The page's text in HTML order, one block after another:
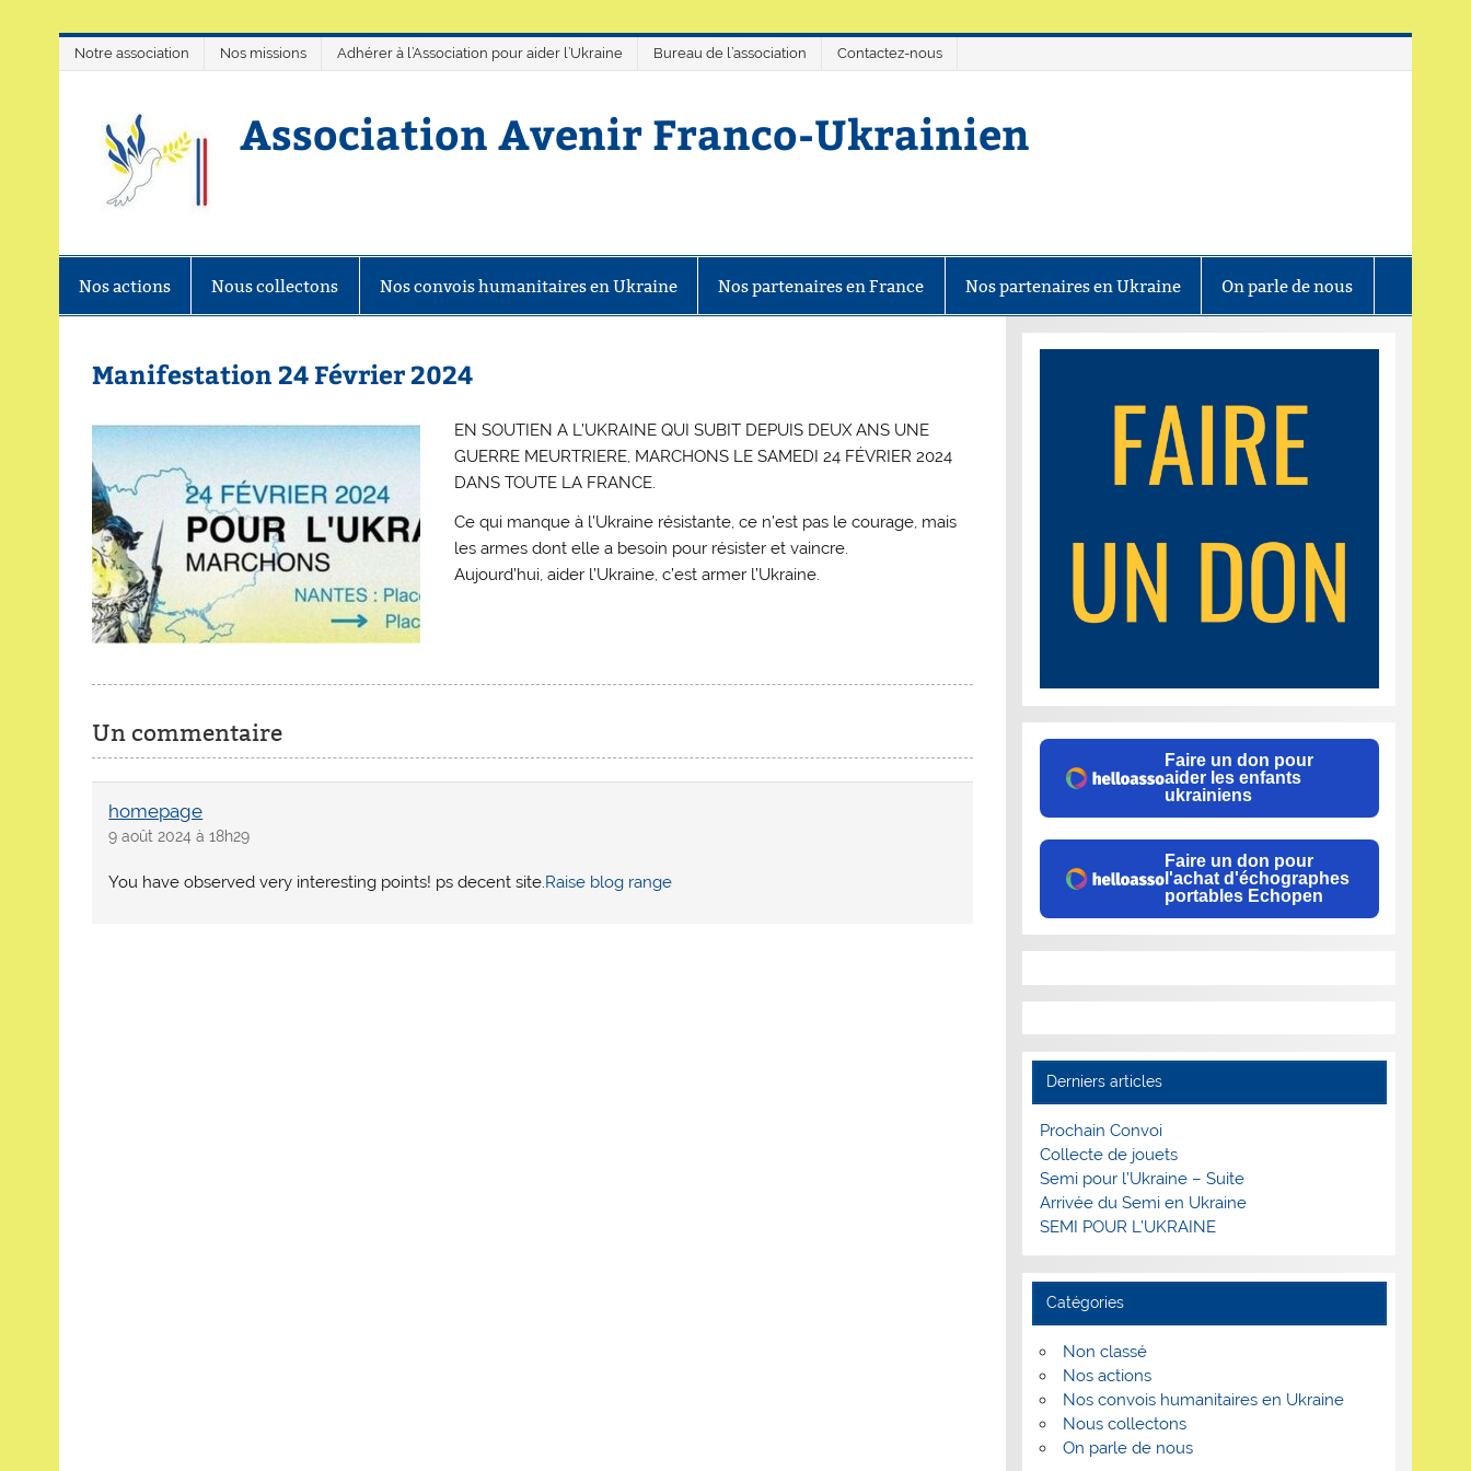
Notre association Nos missions Adhérer à l’Association pour aider l’Ukraine Bureau de l’association Contactez-nous
Association Avenir Franco-Ukrainien
Nos actions Nous collectons Nos convois humanitaires en Ukraine Nos partenaires en France Nos partenaires en Ukraine On parle de nous
Manifestation 24 Février 2024
EN SOUTIEN A L’UKRAINE QUI SUBIT DEPUIS DEUX ANS UNE
GUERRE MEURTRIERE, MARCHONS LE SAMEDI 24 FÉVRIER 2024
DANS TOUTE LA FRANCE.
Ce qui manque à l’Ukraine résistante, ce n’est pas le courage, mais
les armes dont elle a besoin pour résister et vaincre.
Aujourd’hui, aider l’Ukraine, c’est armer l’Ukraine.
Un commentaire
homepage
9 août 2024 à 18h29
You have observed very interesting points! ps decent site.Raise blog range
Faire un don pour
aider les enfants
ukrainiens
Faire un don pour
l'achat d'échographes
portables Echopen
Derniers articles
Prochain Convoi
Collecte de jouets
Semi pour l’Ukraine – Suite
Arrivée du Semi en Ukraine
SEMI POUR L’UKRAINE
Catégories
Non classé
Nos actions
Nos convois humanitaires en Ukraine
Nous collectons
On parle de nous